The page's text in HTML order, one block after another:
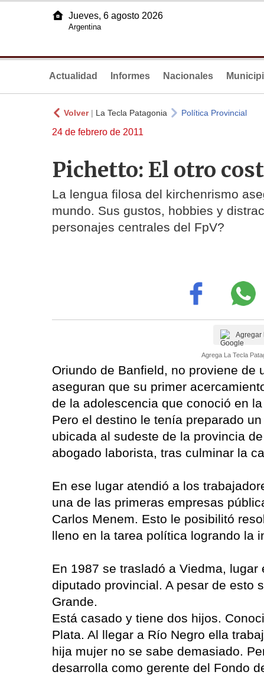
Jueves, 6 agosto 2026
Argentina
Actualidad Informes Nacionales
Volver| La Tecla Patagonia Política Provincial
24 de febrero de 2011
Pichetto: El otro
La lengua filosa del kirchenrismo
mundo. Sus gustos, hobbies y
personajes centrales del FpV?
Agregar
Agrega La Tecla
Oriundo de Banfield, no proviene de
aseguran que su primer
de la adolescencia que conoció en
Pero el destino le tenía preparado
ubicada al sudeste de la provincia
abogado laborista, tras culminar la
En ese lugar atendió a los
una de las primeras empresas
Carlos Menem. Esto le posibilitó
lleno en la tarea política logrando la
En 1987 se trasladó a Viedma,
diputado provincial. A pesar de esto
Grande.
Está casado y tiene dos hijos.
Plata. Al llegar a Río Negro ella
hija mujer no se sabe demasiado.
desarrolla como gerente del Fondo